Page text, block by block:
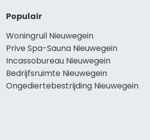
Populair
Woningruil Nieuwegein
Prive Spa-Sauna Nieuwegein
Incassobureau Nieuwegein
Bedrijfsruimte Nieuwegein
Ongediertebestrijding Nieuwegein